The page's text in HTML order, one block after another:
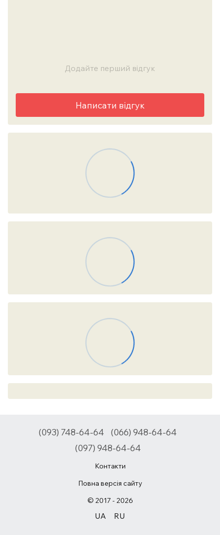
Додайте перший відгук
Написати відгук
(093) 748-64-64
(066) 948-64-64
(097) 948-64-64
Контакти
Повна версія сайту
© 2017 - 2026
UA RU